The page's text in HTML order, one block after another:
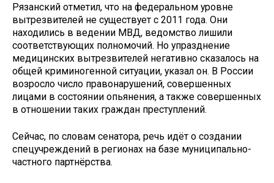
Рязанский отметил, что на федеральном уровне
вытрезвителей не существует с 2011 года. Они
находились в ведении МВД, ведомство лишили
соответствующих полномочий. Но упразднение
медицинских вытрезвителей негативно сказалось на
общей криминогенной ситуации, указал он. В России
возросло число правонарушений, совершенных
лицами в состоянии опьянения, а также совершенных
в отношении таких граждан преступлений.
Сейчас, по словам сенатора, речь идёт о создании
спецучреждений в регионах на базе муниципально-
частного партнёрства.